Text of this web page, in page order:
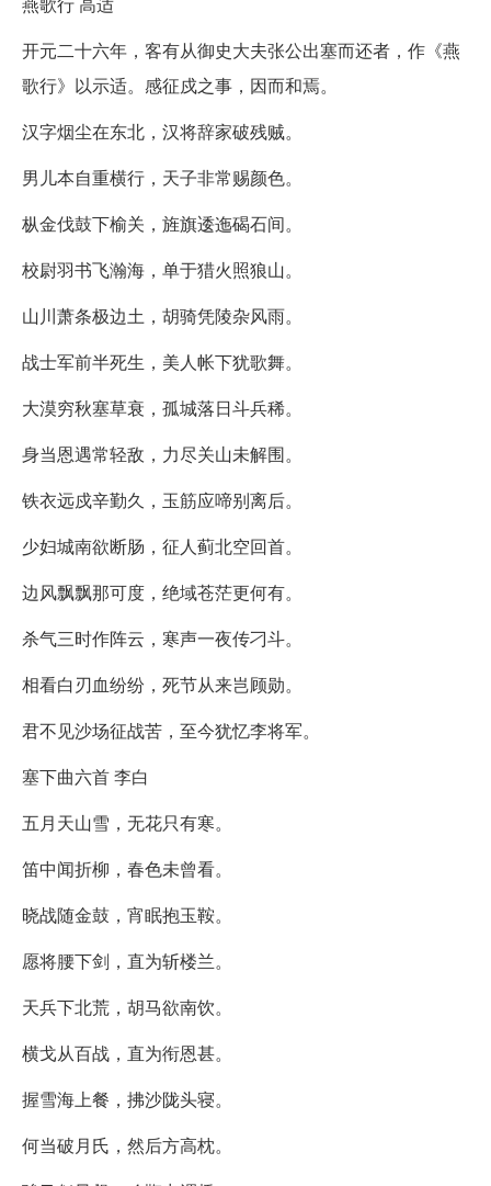
开元二十六年，客有从御史大夫张公出塞而还者，作《燕
歌行》以示适。感征戍之事，因而和焉。
汉字烟尘在东北，汉将辞家破残贼。
男儿本自重横行，天子非常赐颜色。
枞金伐鼓下榆关，旌旗逶迤碣石间。
校尉羽书飞瀚海，单于猎火照狼山。
山川萧条极边土，胡骑凭陵杂风雨。
战士军前半死生，美人帐下犹歌舞。
大漠穷秋塞草衰，孤城落日斗兵稀。
身当恩遇常轻敌，力尽关山未解围。
铁衣远戍辛勤久，玉筋应啼别离后。
少妇城南欲断肠，征人蓟北空回首。
边风飘飘那可度，绝域苍茫更何有。
杀气三时作阵云，寒声一夜传刁斗。
相看白刃血纷纷，死节从来岂顾勋。
君不见沙场征战苦，至今犹忆李将军。
塞下曲六首 李白
五月天山雪，无花只有寒。
笛中闻折柳，春色未曾看。
晓战随金鼓，宵眠抱玉鞍。
愿将腰下剑，直为斩楼兰。
天兵下北荒，胡马欲南饮。
横戈从百战，直为衔恩甚。
握雪海上餐，拂沙陇头寝。
何当破月氏，然后方高枕。